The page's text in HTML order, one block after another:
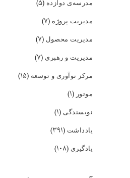
مدرسه‌ی دوازده (۵)
مدیریت پروژه (۷)
مدیریت محصول (۷)
مدیریت و رهبری (۷)
مرکز نوآوری و توسعه (۱۵)
موتور (۱)
نویسندگی (۱)
یادداشت (۳۹۱)
یادگیری (۱۰۸)